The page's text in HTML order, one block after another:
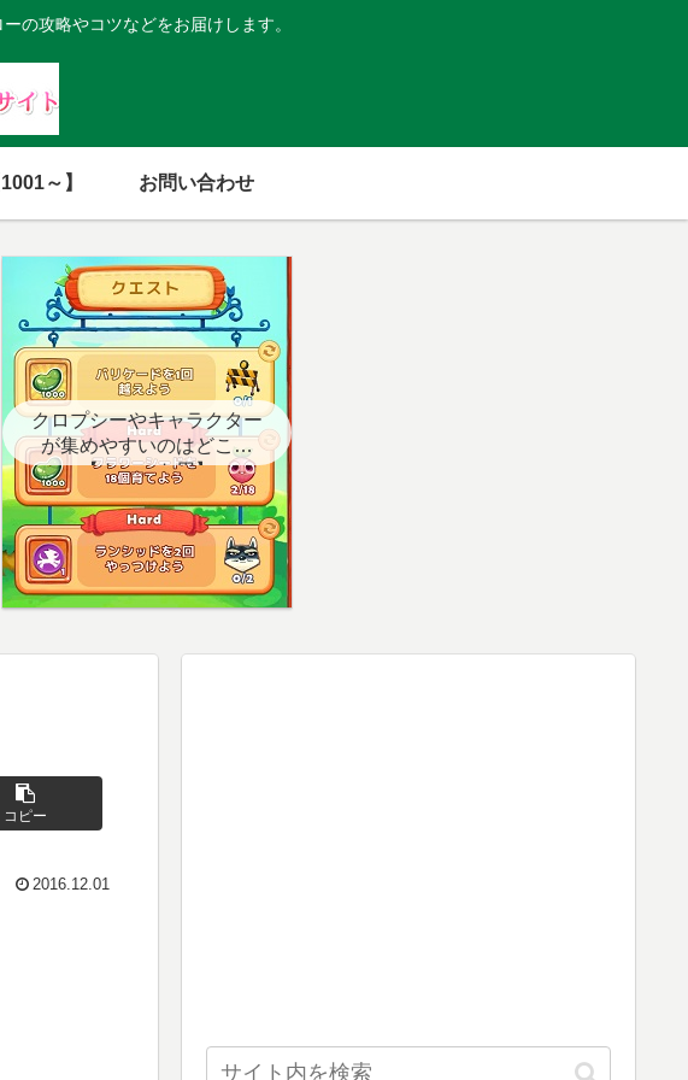
の攻略やコツなどをお届けします。
～】 お問い合わせ
クロプシーやキャラクター
が集めやすいのはどこ？
【クエスト用】
コピー
2016.12.01